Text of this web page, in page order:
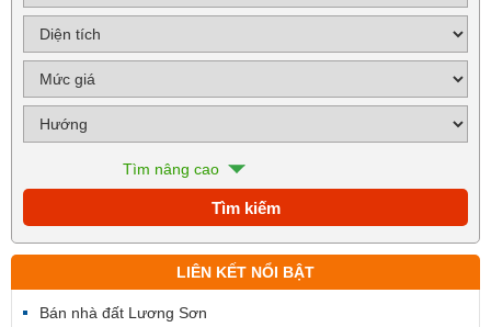
Tìm nâng cao
LIÊN KẾT NỔI BẬT
Bán nhà đất Lương Sơn